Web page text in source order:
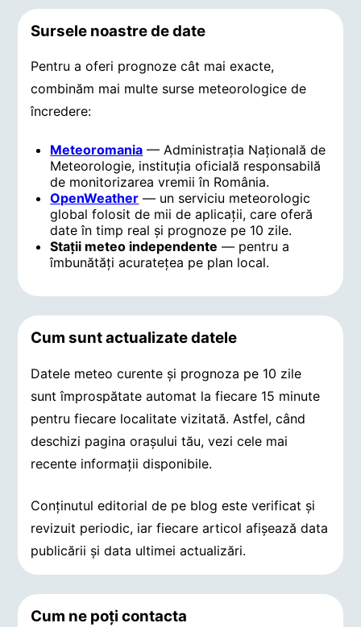
Sursele noastre de date
Pentru a oferi prognoze cât mai exacte,
combinăm mai multe surse meteorologice de
încredere:
Meteoromania — Administrația Națională de
Meteorologie, instituția oficială responsabilă
de monitorizarea vremii în România.
OpenWeather — un serviciu meteorologic
global folosit de mii de aplicații, care oferă
date în timp real și prognoze pe 10 zile.
Stații meteo independente — pentru a
îmbunătăți acuratețea pe plan local.
Cum sunt actualizate datele
Datele meteo curente și prognoza pe 10 zile
sunt împrospătate automat la fiecare 15 minute
pentru fiecare localitate vizitată. Astfel, când
deschizi pagina orașului tău, vezi cele mai
recente informații disponibile.
Conținutul editorial de pe blog este verificat și
revizuit periodic, iar fiecare articol afișează data
publicării și data ultimei actualizări.
Cum ne poți contacta